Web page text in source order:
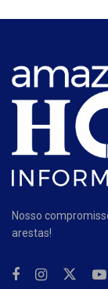
Nosso
arestas!